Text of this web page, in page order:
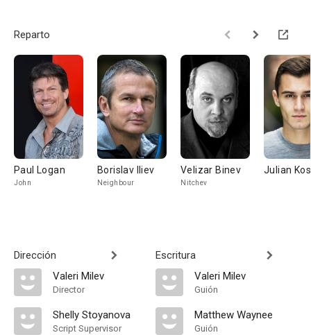
Reparto
Paul Logan
John
Borislav Iliev
Neighbour
Velizar Binev
Nitchev
Julian
Dirección
Valeri Milev
Director
Shelly Stoyanova
Script Supervisor
Escritura
Valeri Milev
Guión
Matthew Waynee
Guión